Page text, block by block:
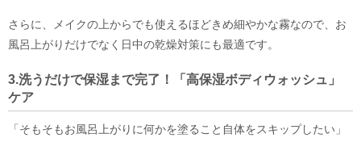
さらに、メイクの上からでも使えるほどきめ細やかな霧なので、お
風呂上がりだけでなく日中の乾燥対策にも最適です。
3.洗うだけで保湿まで完了！「高保湿ボディウォッシュ」
ケア
「そもそもお風呂上がりに何かを塗ること自体をスキップしたい」